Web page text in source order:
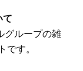
て
グループの雑
です。